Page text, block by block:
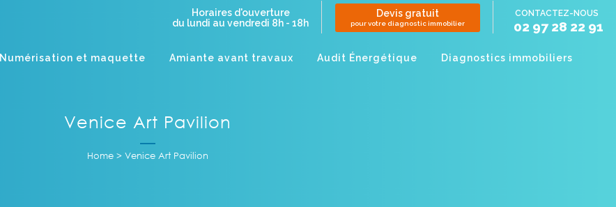
Horaires d'ouverture
du lundi au vendredi 8h - 18h
Devis gratuit
pour votre diagnostic immobilier
CONTACTEZ-NOUS
02 97 28 22 91
Numérisation et maquette Amiante avant travaux Audit Énergétique Diagnostics immobiliers
Venice Art Pavilion
Home > Venice Art Pavilion